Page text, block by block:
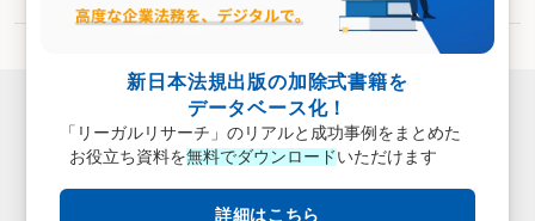
Copyright (C) 2019
新日本法規出版の加除式書籍を
データベース化！
「リーガルリサーチ」のリアルと成功事例をまとめた
お役立ち資料を無料でダウンロード いただけます
詳細はこちら